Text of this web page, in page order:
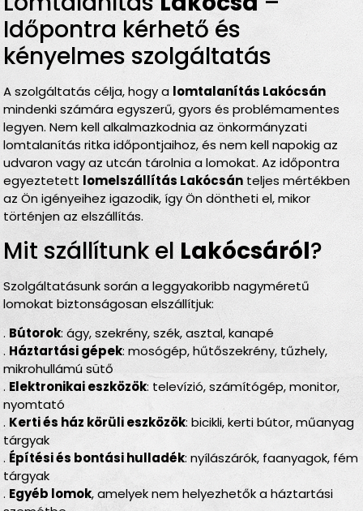
Időpontra kérhető és
kényelmes szolgáltatás
A szolgáltatás célja, hogy a lomtalanítás Lakócsán
mindenki számára egyszerű, gyors és problémamentes
legyen. Nem kell alkalmazkodnia az önkormányzati
lomtalanítás ritka időpontjaihoz, és nem kell napokig az
udvaron vagy az utcán tárolnia a lomokat. Az időpontra
egyeztetett lomelszállítás Lakócsán teljes mértékben
az Ön igényeihez igazodik, így Ön döntheti el, mikor
történjen az elszállítás.
Mit szállítunk el Lakócsáról?
Szolgáltatásunk során a leggyakoribb nagyméretű
lomokat biztonságosan elszállítjuk:
. Bútorok: ágy, szekrény, szék, asztal, kanapé
. Háztartási gépek: mosógép, hűtőszekrény, tűzhely,
mikrohullámú sütő
. Elektronikai eszközök: televízió, számítógép, monitor,
nyomtató
. Kerti és ház körüli eszközök: bicikli, kerti bútor, műanyag
tárgyak
. Építési és bontási hulladék: nyílászárók, faanyagok, fém
tárgyak
. Egyéb lomok, amelyek nem helyezhetők a háztartási